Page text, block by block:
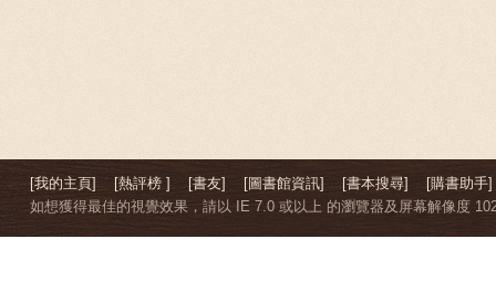
[我的主頁] [熱評榜 ] [書友] [圖書館資訊] [書本搜尋]
[購書助手]
如想獲得最佳的視覺效果，請以 IE 7.0 或以上 的瀏覽器及屏幕解像度